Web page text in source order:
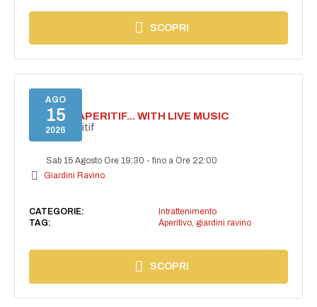
SCOPRI
AGO
15
2026
SECRET APERITIF... WITH LIVE MUSIC
Secret aperitif
Sab 15 Agosto Ore 19:30 -fino a Ore 22:00
Giardini Ravino
CATEGORIE:
Intrattenimento
TAG:
Aperitivo, giardini ravino
SCOPRI